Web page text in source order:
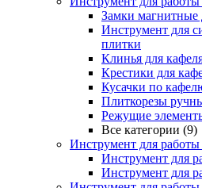
Замки магнитные
Инструмент для
плитки
Клинья для
Крестики для
Кусачки по
Плиткорезы
Режущие
Все категории (9)
Инструмент для работы
Инструмент для
Инструмент для